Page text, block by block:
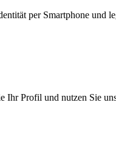
per Smartphone und
Ihr Profil und nutzen Sie